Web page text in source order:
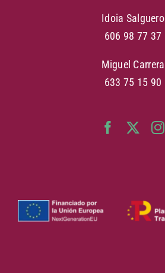
Idoia Salguero
606 98 77 37
Miguel Carrera
633 75 15 90